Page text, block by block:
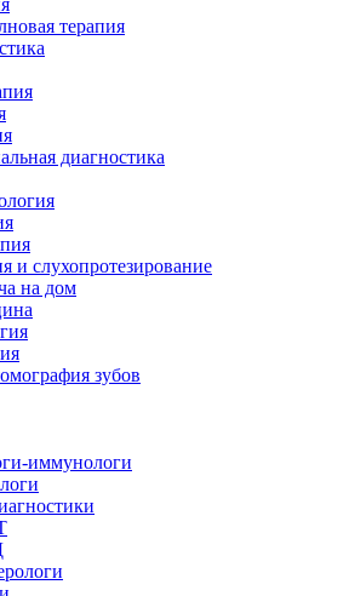
терапия
диагностика
и слухопротезирование
на дом
зубов
иммунологи